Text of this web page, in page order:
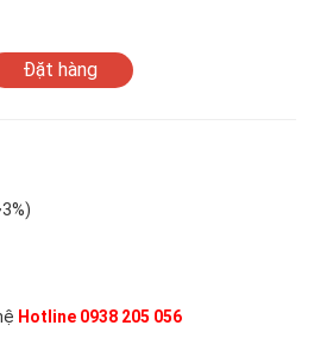
Hotline 0938 205 056